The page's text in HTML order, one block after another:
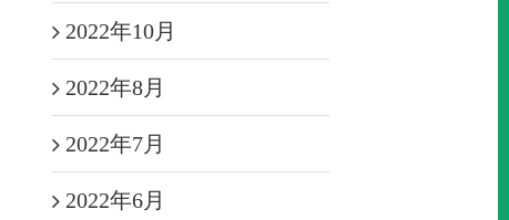
2022年10月
2022年8月
2022年7月
2022年6月